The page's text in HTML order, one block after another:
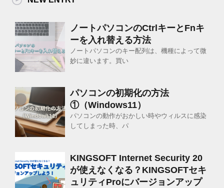
ノートパソコンのCtrlキーとFnキ
ーを入れ替える方法
ノートパソコンのキー配列は、機種によって微
妙に違います。買い
パソコンの初期化の方法
①（Windows11）
パソコンの動作がおかしい時やウィルスに感染
してしまった時、パ
KINGSOFT Internet Security 20
が使えなくなる？KINGSOFTセキ
ュリティProにバージョンアップ